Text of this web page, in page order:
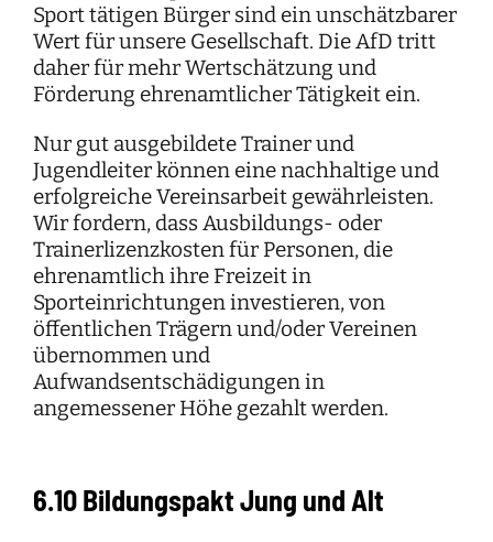
Sport tätigen Bürger sind ein unschätzbarer
Wert für unsere Gesellschaft. Die AfD tritt
daher für mehr Wertschätzung und
Förderung ehrenamtlicher Tätigkeit ein.
Nur gut ausgebildete Trainer und
Jugendleiter können eine nachhaltige und
erfolgreiche Vereinsarbeit gewährleisten.
Wir fordern, dass Ausbildungs- oder
Trainerlizenzkosten für Personen, die
ehrenamtlich ihre Freizeit in
Sporteinrichtungen investieren, von
öffentlichen Trägern und/oder Vereinen
übernommen und
Aufwandsentschädigungen in
angemessener Höhe gezahlt werden.
6.10 Bildungspakt Jung und Alt